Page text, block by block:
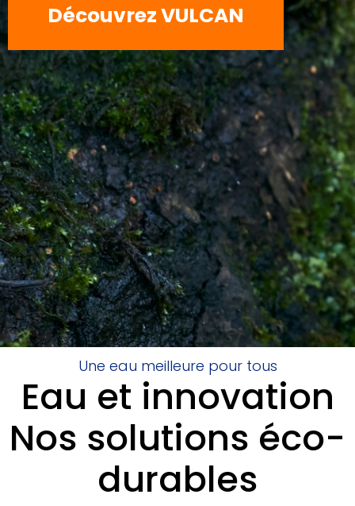
Découvrez VULCAN
Une eau meilleure pour tous
Eau et innovation
Nos solutions éco-
durables